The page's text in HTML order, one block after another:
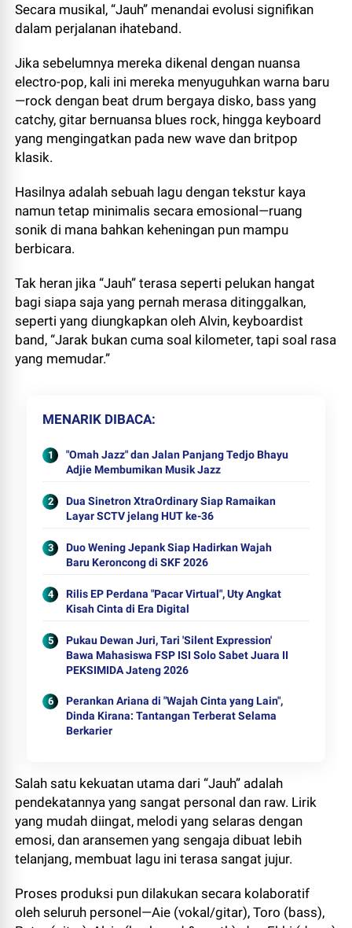
Secara musikal, “Jauh” menandai evolusi signifikan
dalam perjalanan ihateband.
Jika sebelumnya mereka dikenal dengan nuansa
electro-pop, kali ini mereka menyuguhkan warna baru
—rock dengan beat drum bergaya disko, bass yang
catchy, gitar bernuansa blues rock, hingga keyboard
yang mengingatkan pada new wave dan britpop
klasik.
Hasilnya adalah sebuah lagu dengan tekstur kaya
namun tetap minimalis secara emosional—ruang
sonik di mana bahkan keheningan pun mampu
berbicara.
Tak heran jika “Jauh” terasa seperti pelukan hangat
bagi siapa saja yang pernah merasa ditinggalkan,
seperti yang diungkapkan oleh Alvin, keyboardist
band, “Jarak bukan cuma soal kilometer, tapi soal rasa
yang memudar.”
MENARIK DIBACA
"Omah Jazz" dan Jalan Panjang Tedjo Bhayu
Adjie Membumikan Musik Jazz
Dua Sinetron XtraOrdinary Siap Ramaikan
Layar SCTV jelang HUT ke-36
Duo Wening Jepank Siap Hadirkan Wajah
Baru Keroncong di SKF 2026
Rilis EP Perdana "Pacar Virtual", Uty Angkat
Kisah Cinta di Era Digital
Pukau Dewan Juri, Tari 'Silent Expression'
Bawa Mahasiswa FSP ISI Solo Sabet Juara II
PEKSIMIDA Jateng 2026
Perankan Ariana di "Wajah Cinta yang Lain",
Dinda Kirana: Tantangan Terberat Selama
Berkarier
Salah satu kekuatan utama dari “Jauh” adalah
pendekatannya yang sangat personal dan raw. Lirik
yang mudah diingat, melodi yang selaras dengan
emosi, dan aransemen yang sengaja dibuat lebih
telanjang, membuat lagu ini terasa sangat jujur.
Proses produksi pun dilakukan secara kolaboratif
oleh seluruh personel—Aie (vokal/gitar), Toro (bass),